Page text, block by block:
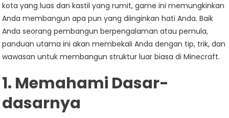
kota yang luas dan kastil yang rumit, game ini memungkinkan
Anda membangun apa pun yang diinginkan hati Anda. Baik
Anda seorang pembangun berpengalaman atau pemula,
panduan utama ini akan membekali Anda dengan tip, trik, dan
wawasan untuk membangun struktur luar biasa di Minecraft.
1. Memahami Dasar-
dasarnya